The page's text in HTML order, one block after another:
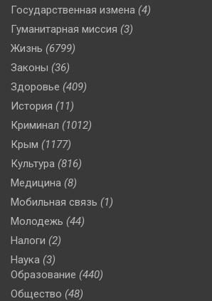
Государственная измена (4)
Гуманитарная миссия (3)
Жизнь (6799)
Законы (36)
Здоровье (409)
История (11)
Криминал (1012)
Крым (1177)
Культура (816)
Медицина (8)
Мобильная связь (1)
Молодежь (44)
Налоги (2)
Наука (3)
Образование (440)
Общество (48)